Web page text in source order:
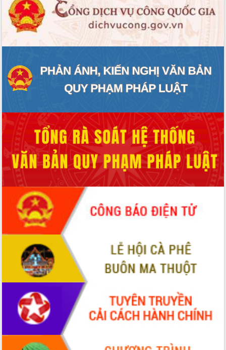
Thứ trưởng Bộ Nông nghiệp và Môi
trường Nguyễn Hoàng Hiệp khảo sát
vùng trồng và doanh nghiệp đóng gói
sầu riêng tại Đắk Lắk
món ăn từ sầu riêng
Đắk Lắk công bố Quy hoạch và xúc
tiến đầu tư tỉnh
Diễn đàn Kinh tế tư nhân Việt Nam đột
phá cơ chế - Hợp tác công tư
Đề án 06 tạo bước ngoặt đột phá trong
cải cách hành chính tỉnh Đắk Lắk
Kết nối tour, đẩy mạnh chuyển đổi số
để phát triển du lịch Đắk Lắk
Khởi động Dự án Đầu tư xây dựng hạ
tầng kỹ thuật Cụm công nghiệp Tân
Tiến
Gặp mặt các cơ quan báo chí nhân Kỷ
niệm 101 năm Ngày Báo chí Cách
mạng Việt Nam
Đắk Lắk sơ kết 4 năm triển khai thực
hiện Đề án 06 của Chính phủ
Họp báo thông tin về Hội nghị Công bố
Quy hoạch và Xúc tiến đầu tư tỉnh Đắk
Khơi thông điểm nghẽn, đẩy nhanh
giải ngân vốn khắc phục thiên tai
HĐND tỉnh thông qua điều chỉnh Quy
hoạch tỉnh thời kỳ 2021-2030